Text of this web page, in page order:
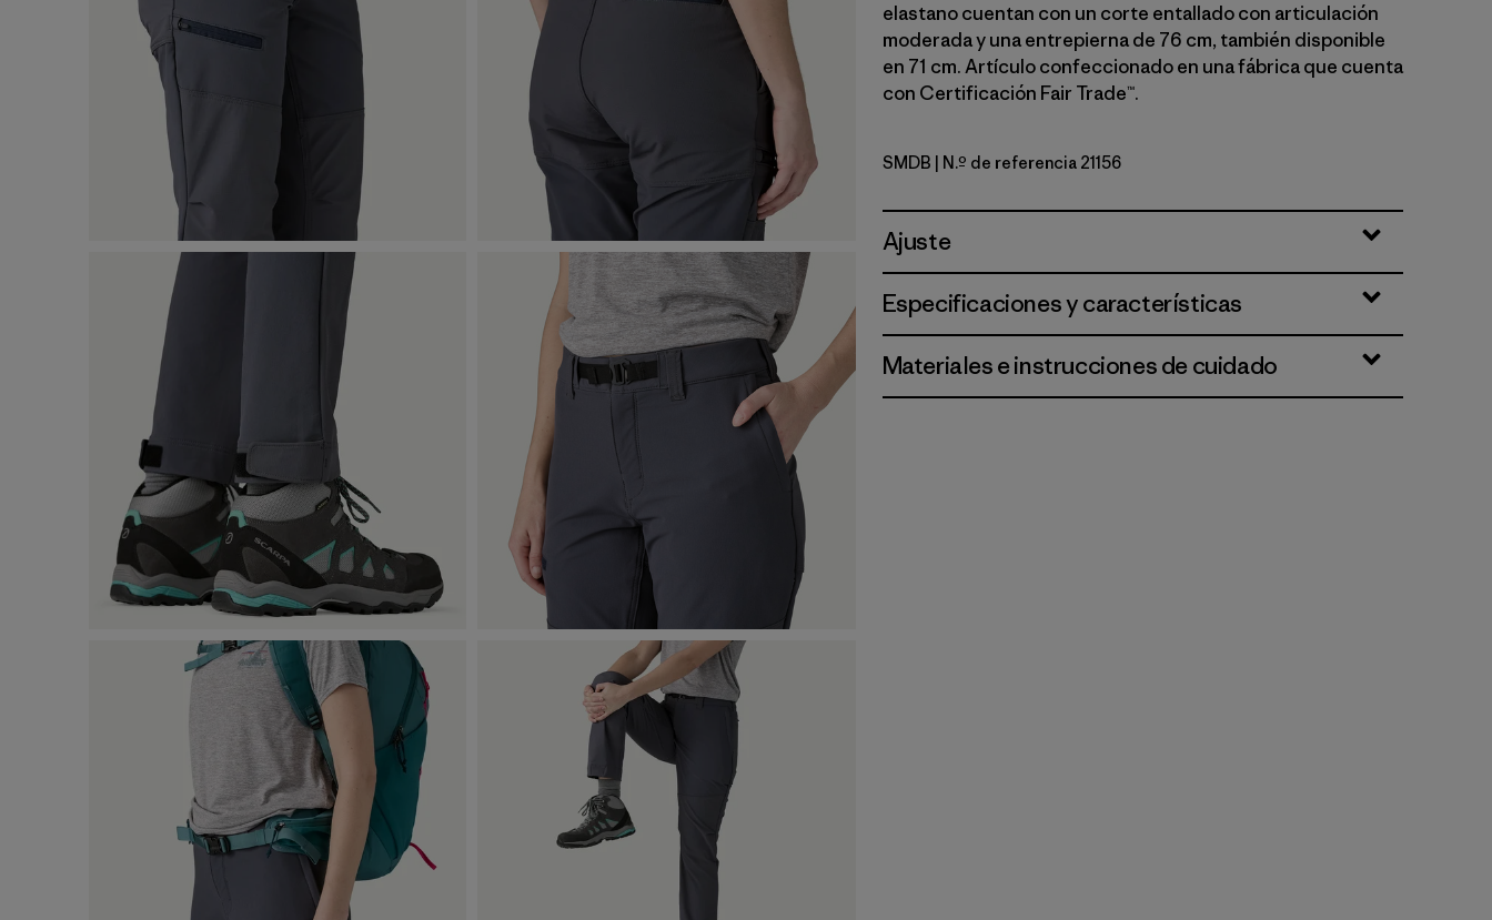
elastano cuentan con un corte entallado con articulación
moderada y una entrepierna de 76 cm, también disponible
en 71 cm. Artículo confeccionado en una fábrica que cuenta
con Certificación Fair Trade™.
Smolder Blue
SMDB | N.º de referencia 21156
Ajuste
Especificaciones y características
Materiales e instrucciones de cuidado